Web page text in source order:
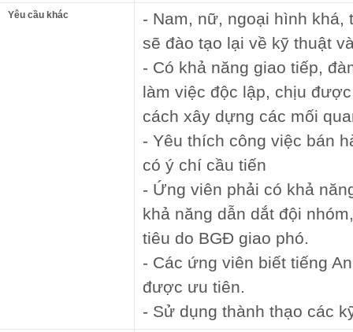
Yêu cầu khác
- Nam, nữ, ngoại hình khá,
sẽ đào tạo lại về kỹ thuật
- Có khả năng giao tiếp,
làm việc độc lập, chịu
cách xây dựng các mối
- Yêu thích công việc bán
có ý chí cầu tiến
- Ứng viên phải có khả
khả năng dẫn dắt đội
tiêu do BGĐ giao phó.
- Các ứng viên biết tiếng
được ưu tiên.
- Sử dụng thành thạo các